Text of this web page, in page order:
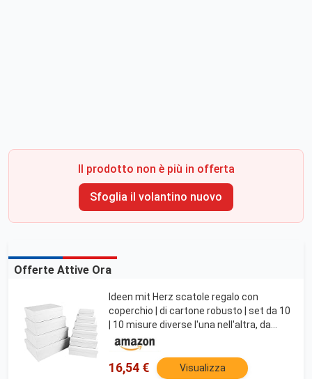
Il prodotto non è più in offerta
Sfoglia il volantino nuovo
Offerte Attive Ora
Ideen mit Herz scatole regalo con
coperchio | di cartone robusto | set da 10
| 10 misure diverse l'una nell'altra, da
grandi a piccole | ideale per compleanno |
rettangolare | da 8,5 a 24 cm
16,54 € Visualizza